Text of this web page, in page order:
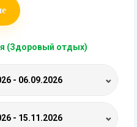
(Здоровый отдых)
- 06.09.2026
- 15.11.2026